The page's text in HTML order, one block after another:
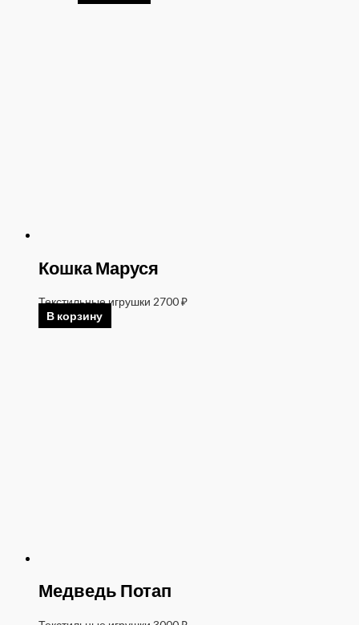
Кошка Маруся
Текстильные игрушки 2700₽
В корзину
Медведь Потап